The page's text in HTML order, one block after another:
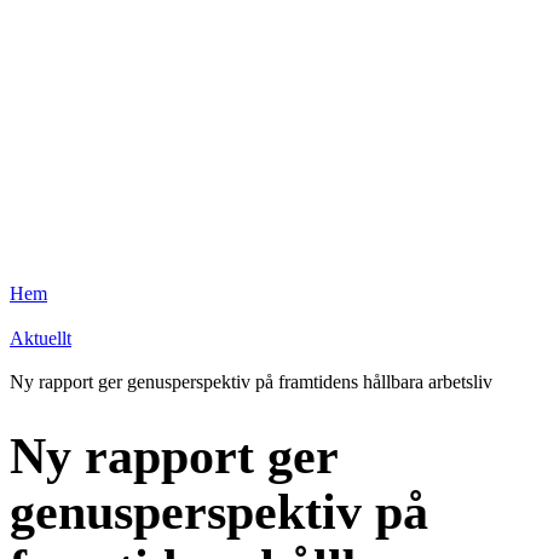
Hem
Aktuellt
Ny rapport ger genusperspektiv på framtidens hållbara arbetsliv
Ny rapport ger
genusperspektiv på